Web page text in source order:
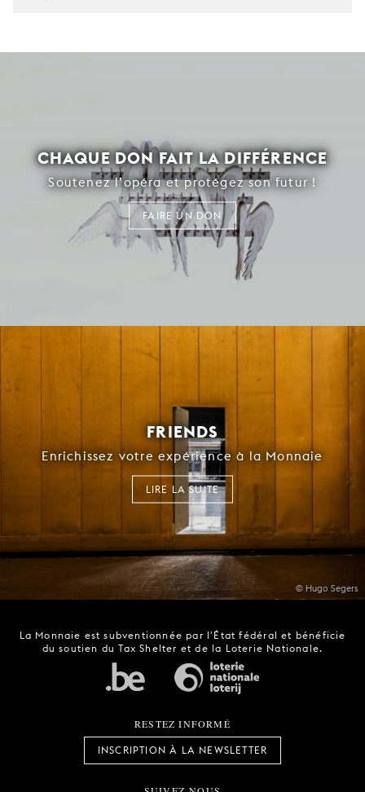
CHAQUE DON FAIT LA DIFFÉRENCE
Soutenez l’opéra et protégez son futur !
FAIRE UN DON
© Hugo Segers
FRIENDS
Enrichissez votre expérience à la Monnaie
LIRE LA SUITE
La Monnaie est subventionnée par l'État fédéral et bénéficie
du soutien du Tax Shelter et de la Loterie Nationale.
RESTEZ INFORMÉ
INSCRIPTION À LA NEWSLETTER